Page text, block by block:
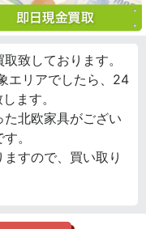
致しております。
エリアでしたら、24
ます。
北欧家具がござい
。
すので、買い取り